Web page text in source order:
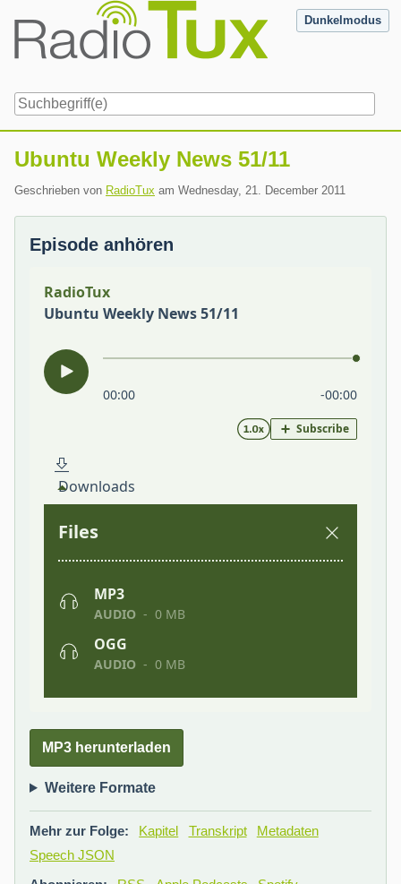
content
Dunkelmodus
Ubuntu Weekly News 51/11
Geschrieben von RadioTux am Wednesday, 21. December 2011
Episode anhören
MP3 herunterladen
Weitere Formate
Mehr zur Folge: Kapitel Transkript
Metadaten
Speech JSON